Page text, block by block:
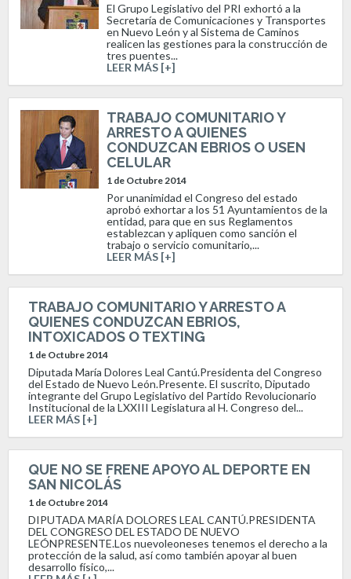
El Grupo Legislativo del PRI exhortó a la
Secretaría de Comunicaciones y Transportes
en Nuevo León y al Sistema de Caminos
realicen las gestiones para la construcción de
tres puentes...
LEER MÁS [+]
TRABAJO COMUNITARIO Y
ARRESTO A QUIENES
CONDUZCAN EBRIOS O USEN
CELULAR
1 de Octubre 2014
Por unanimidad el Congreso del estado
aprobó exhortar a los 51 Ayuntamientos de la
entidad, para que en sus Reglamentos
establezcan y apliquen como sanción el
trabajo o servicio comunitario,...
LEER MÁS [+]
TRABAJO COMUNITARIO Y ARRESTO A
QUIENES CONDUZCAN EBRIOS,
INTOXICADOS O TEXTING
1 de Octubre 2014
Diputada María Dolores Leal Cantú.Presidenta del Congreso
del Estado de Nuevo León.Presente. El suscrito, Diputado
integrante del Grupo Legislativo del Partido Revolucionario
Institucional de la LXXIII Legislatura al H. Congreso del...
LEER MÁS [+]
QUE NO SE FRENE APOYO AL DEPORTE EN
SAN NICOLÁS
1 de Octubre 2014
DIPUTADA MARÍA DOLORES LEAL CANTÚ.PRESIDENTA
DEL CONGRESO DEL ESTADO DE NUEVO
LEÓNPRESENTE.Los nuevoleoneses tenemos el derecho a la
protección de la salud, así como también apoyar al buen
desarrollo físico,...